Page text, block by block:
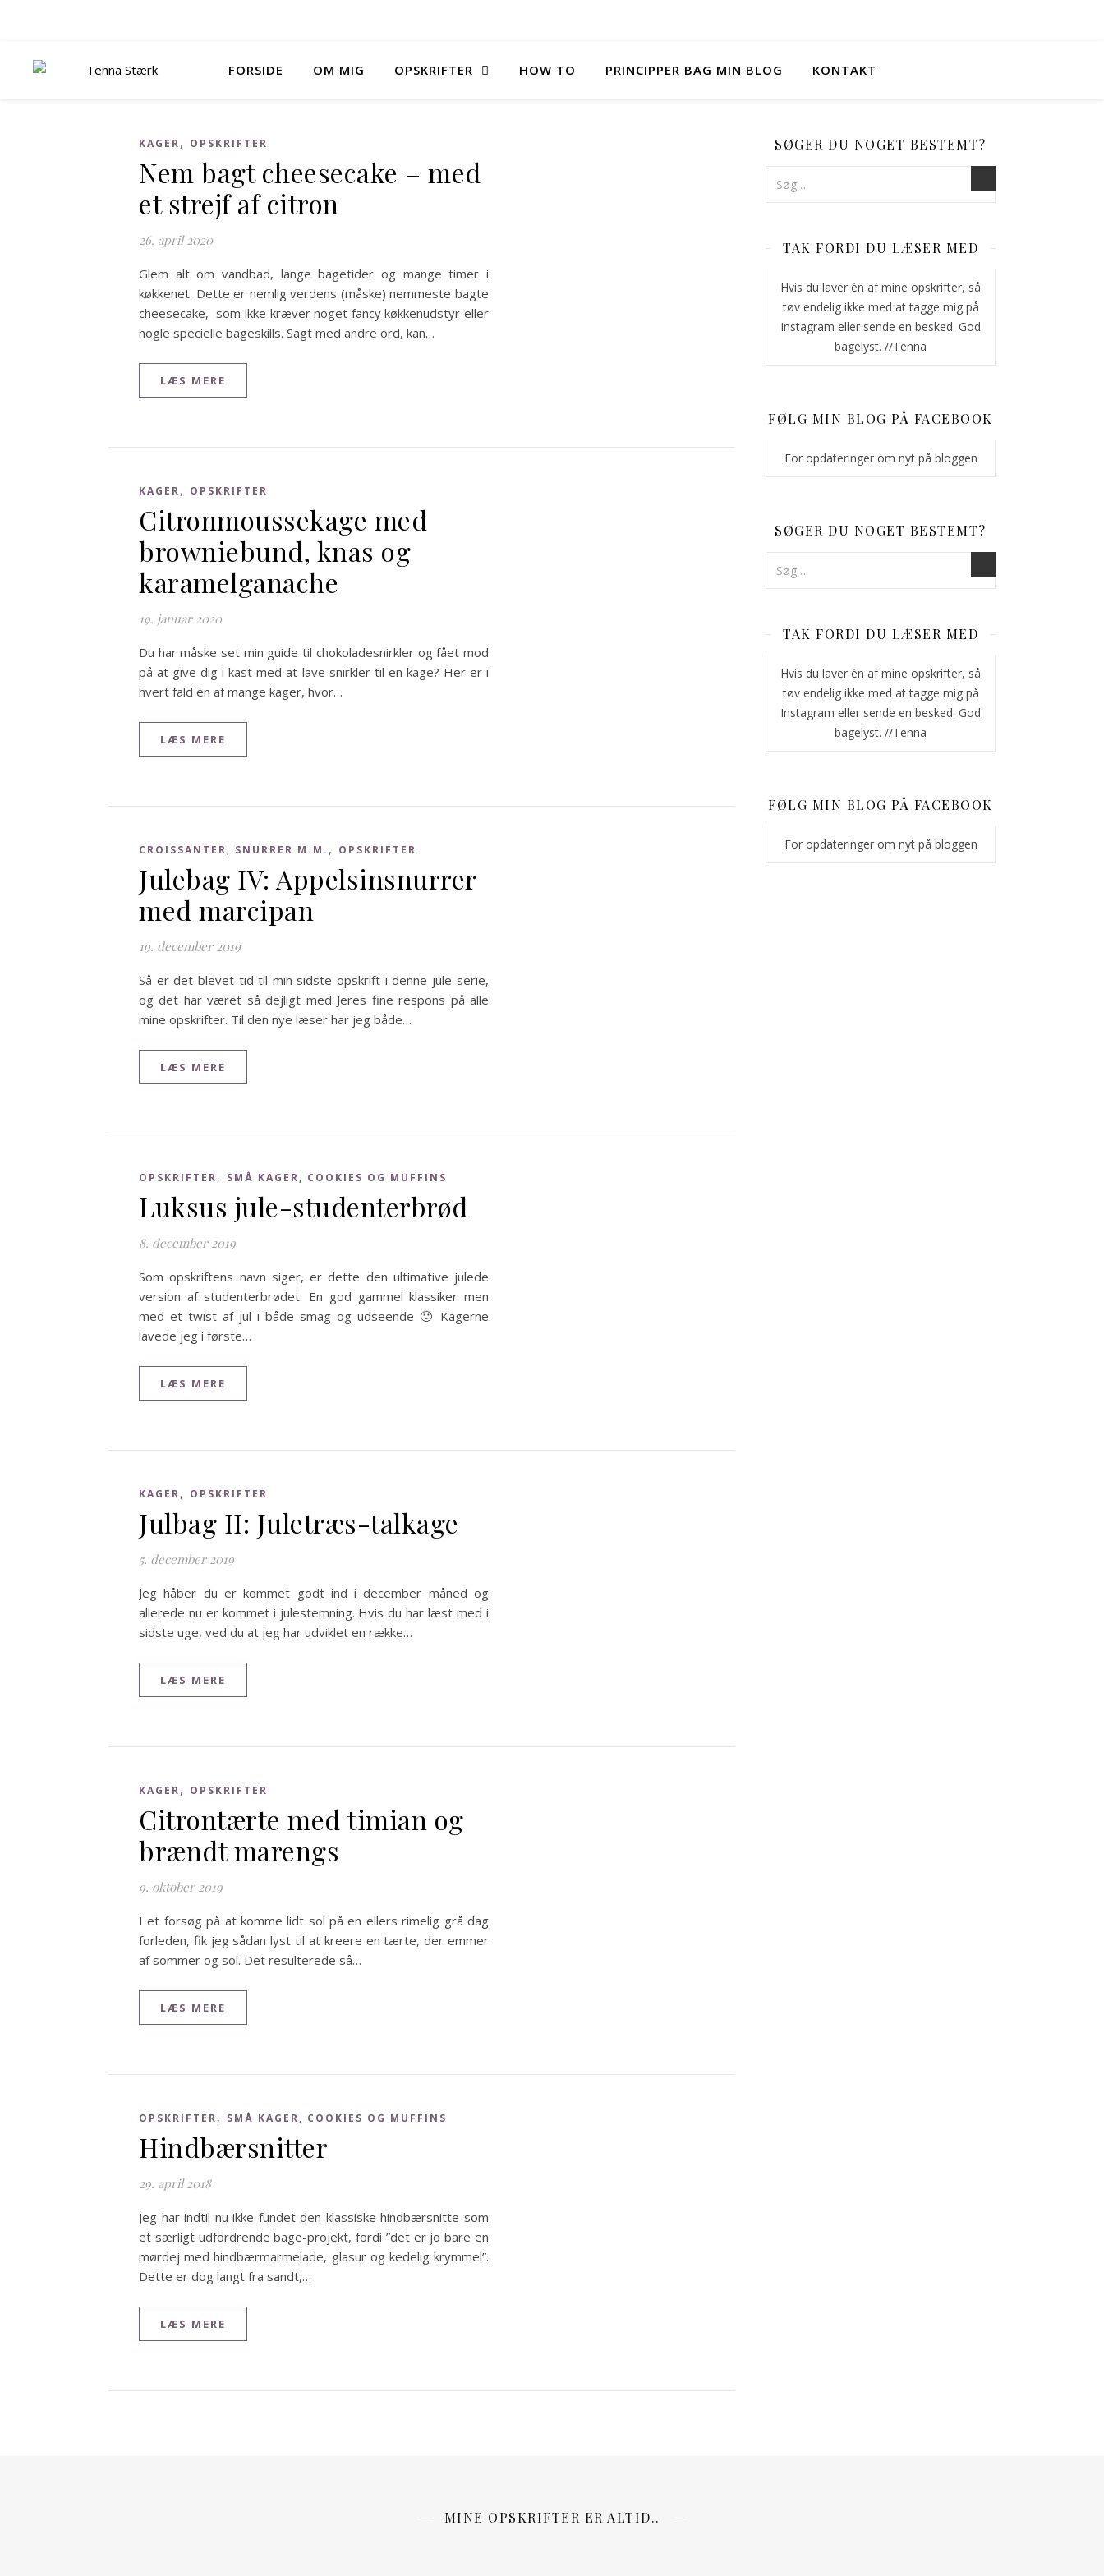
FORSIDE OM MIG OPSKRIFTER HOW TO PRINCIPPER BAG MIN BLOG KONTAKT
KAGER, OPSKRIFTER
Nem bagt cheesecake – med
et strejf af citron
26. april 2020
Glem alt om vandbad, lange bagetider og mange timer i
køkkenet. Dette er nemlig verdens (måske) nemmeste bagte
cheesecake, som ikke kræver noget fancy køkkenudstyr eller
nogle specielle bageskills. Sagt med andre ord, kan…
LÆS MERE
KAGER, OPSKRIFTER
Citronmoussekage med
browniebund, knas og
karamelganache
19. januar 2020
Du har måske set min guide til chokoladesnirkler og fået mod
på at give dig i kast med at lave snirkler til en kage? Her er i
hvert fald én af mange kager, hvor…
LÆS MERE
CROISSANTER, SNURRER M.M. , OPSKRIFTER
Julebag IV: Appelsinsnurrer
med marcipan
19. december 2019
Så er det blevet tid til min sidste opskrift i denne jule-serie,
og det har været så dejligt med Jeres fine respons på alle
mine opskrifter. Til den nye læser har jeg både…
LÆS MERE
OPSKRIFTER, SMÅ KAGER, COOKIES OG MUFFINS
Luksus jule-studenterbrød
8. december 2019
Som opskriftens navn siger, er dette den ultimative julede
version af studenterbrødet: En god gammel klassiker men
med et twist af jul i både smag og udseende 🙂 Kagerne
lavede jeg i første…
LÆS MERE
KAGER, OPSKRIFTER
Julbag II: Juletræs-talkage
5. december 2019
Jeg håber du er kommet godt ind i december måned og
allerede nu er kommet i julestemning. Hvis du har læst med i
sidste uge, ved du at jeg har udviklet en række…
LÆS MERE
KAGER, OPSKRIFTER
Citrontærte med timian og
brændt marengs
9. oktober 2019
I et forsøg på at komme lidt sol på en ellers rimelig grå dag
forleden, fik jeg sådan lyst til at kreere en tærte, der emmer
af sommer og sol. Det resulterede så…
LÆS MERE
OPSKRIFTER, SMÅ KAGER, COOKIES OG MUFFINS
Hindbærsnitter
29. april 2018
Jeg har indtil nu ikke fundet den klassiske hindbærsnitte som
et særligt udfordrende bage-projekt, fordi ”det er jo bare en
mørdej med hindbærmarmelade, glasur og kedelig krymmel”.
Dette er dog langt fra sandt,…
LÆS MERE
SØGER DU NOGET BESTEMT?
TAK FORDI DU LÆSER MED
Hvis du laver én af mine opskrifter, så
tøv endelig ikke med at tagge mig på
Instagram eller sende en besked. God
bagelyst. //Tenna
FØLG MIN BLOG PÅ FACEBOOK
For opdateringer om nyt på bloggen
SØGER DU NOGET BESTEMT?
TAK FORDI DU LÆSER MED
Hvis du laver én af mine opskrifter, så
tøv endelig ikke med at tagge mig på
Instagram eller sende en besked. God
bagelyst. //Tenna
FØLG MIN BLOG PÅ FACEBOOK
For opdateringer om nyt på bloggen
MINE OPSKRIFTER ER ALTID..